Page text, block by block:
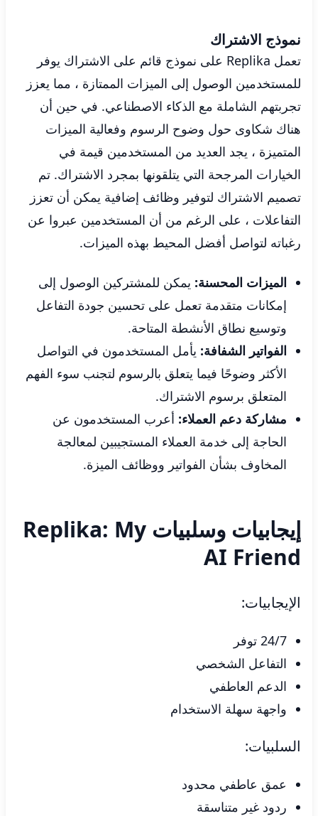
نموذج الاشتراك
تعمل Replika على نموذج قائم على الاشتراك يوفر
للمستخدمين الوصول إلى الميزات الممتازة ، مما يعزز
تجربتهم الشاملة مع الذكاء الاصطناعي. في حين أن
هناك شكاوى حول وضوح الرسوم وفعالية الميزات
المتميزة ، يجد العديد من المستخدمين قيمة في
الخيارات المرجحة التي يتلقونها بمجرد الاشتراك. تم
تصميم الاشتراك لتوفير وظائف إضافية يمكن أن تعزز
التفاعلات ، على الرغم من أن المستخدمين عبروا عن
رغباته لتواصل أفضل المحيط بهذه الميزات.
الميزات المحسنة: يمكن للمشتركين الوصول إلى
إمكانات متقدمة تعمل على تحسين جودة التفاعل
وتوسيع نطاق الأنشطة المتاحة.
الفواتير الشفافة: يأمل المستخدمون في التواصل
الأكثر وضوحًا فيما يتعلق بالرسوم لتجنب سوء الفهم
المتعلق برسوم الاشتراك.
مشاركة دعم العملاء: أعرب المستخدمون عن
الحاجة إلى خدمة العملاء المستجيبين لمعالجة
المخاوف بشأن الفواتير ووظائف الميزة.
إيجابيات وسلبيات Replika: My
AI Friend
الإيجابيات:
24/7 توفر
التفاعل الشخصي
الدعم العاطفي
واجهة سهلة الاستخدام
السلبيات:
عمق عاطفي محدود
ردود غير متناسقة